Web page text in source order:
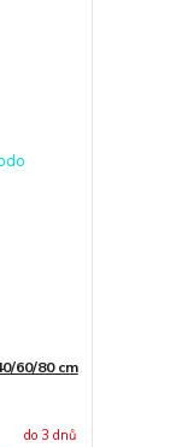
60/80 cm
do 3 dnů